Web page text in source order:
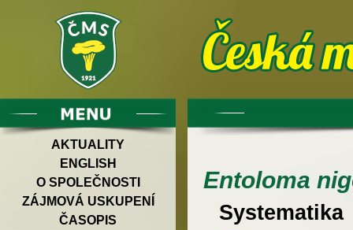
AKTUALITY
ENGLISH
O SPOLEČNOSTI
ZÁJMOVÁ USKUPENÍ
ČASOPIS
Entoloma
Systematika